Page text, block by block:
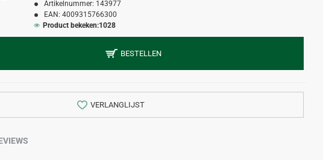
Artikelnummer: 143977
EAN: 4009315766300
Product bekeken:1028
BESTELLEN
VERLANGLIJST